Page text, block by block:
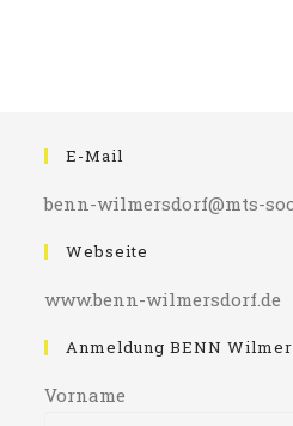
E-Mail
benn-wilmersdorf@mts-
Webseite
www.benn-wilmersdorf.de
Anmeldung BENN
Vorname